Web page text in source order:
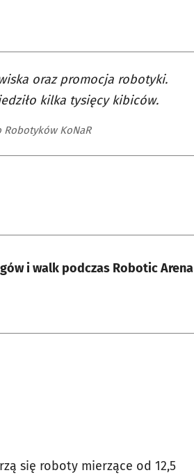
oraz promocja robotyki.
kilka tysięcy kibiców.
KoNaR
i walk podczas Robotic Arena
się roboty mierzące od 12,5